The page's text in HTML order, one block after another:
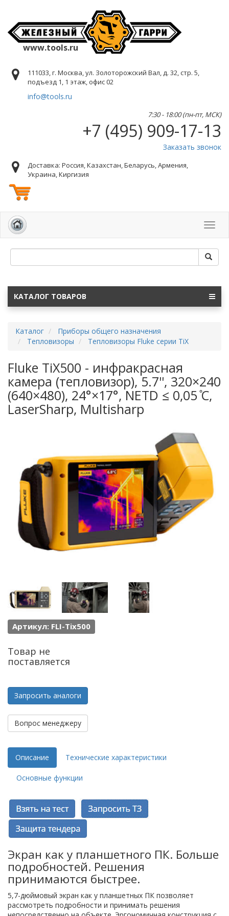
www.tools.ru
111033, г. Москва, ул. Золоторожский Вал, д. 32, стр. 5,
подъезд 1, 1 этаж, офис 02
info@tools.ru
7:30 - 18:00 (пн-пт, МСК)
+7 (495) 909-17-13
Заказать звонок
Доставка: Россия, Казахстан, Беларусь, Армения,
Украина, Киргизия
КАТАЛОГ ТОВАРОВ
Каталог
Приборы общего назначения
Тепловизоры
Тепловизоры Fluke серии TiX
Fluke TiX500 - инфракрасная
камера (тепловизор), 5.7'', 320×240
(640×480), 24°×17°, NETD ≤ 0,05 ̊C,
LaserSharp, Multisharp
Артикул: FLI-Tix500
Товар не
поставляется
Запросить аналоги
Вопрос менеджеру
Описание Технические характеристики
Основные функции
Экран как у планшетного ПК. Больше
подробностей. Решения
принимаются быстрее.
5,7-дюймовый экран как у планшетных ПК позволяет
рассмотреть подробности и принимать решения